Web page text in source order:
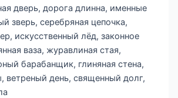
дверь, дорога длинна, именные
зверь, серебряная цепочка,
искусственный лёд, законное
ваза, журавлиная стая,
барабанщик, глиняная стена,
ветреный день, священный долг,